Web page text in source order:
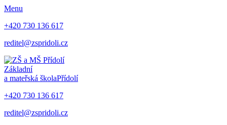
Menu
+420 730 136 617
reditel@zspridoli.cz
Základní
a mateřská školaPřídolí
+420 730 136 617
reditel@zspridoli.cz